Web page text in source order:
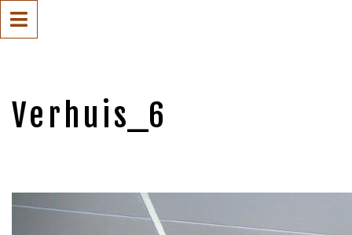
Verhuis_6